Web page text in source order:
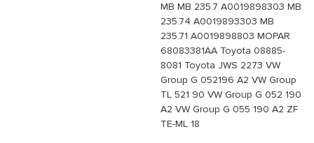
MB MB 235.7 A0019898303 MB
235.74 A0019893303 MB
235.71 A0019898803 MOPAR
68083381AA Toyota 08885-
8081 Toyota JWS 2273 VW
Group G 052196 A2 VW Group
TL 521 90 VW Group G 052 190
A2 VW Group G 055 190 A2 ZF
TE-ML 18